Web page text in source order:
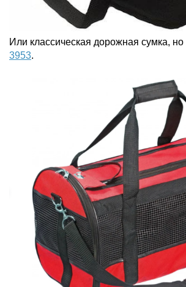
Или классическая дорожная сумка, но
3953.